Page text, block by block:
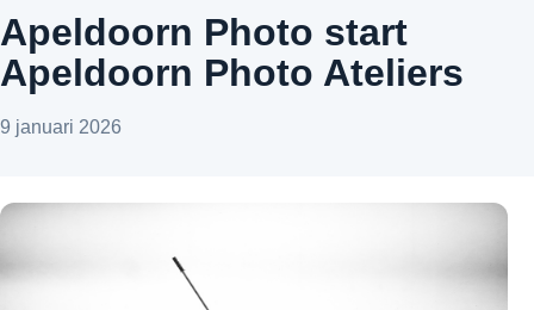
Apeldoorn Photo start
Apeldoorn Photo Ateliers
9 januari 2026